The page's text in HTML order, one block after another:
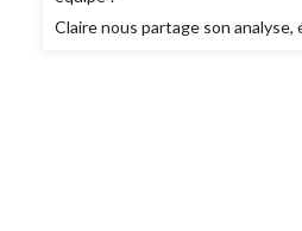
Claire nous partage son analyse,